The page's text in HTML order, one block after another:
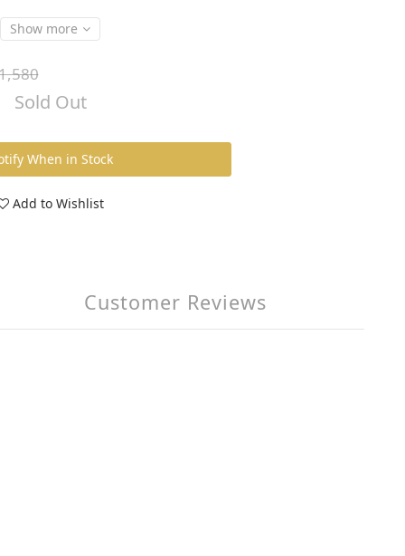
Show more
Sold Out
When in Stock
Add to Wishlist
Customer Reviews